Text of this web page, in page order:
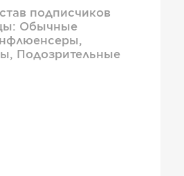
подписчиков
Обычные
Подозрительные